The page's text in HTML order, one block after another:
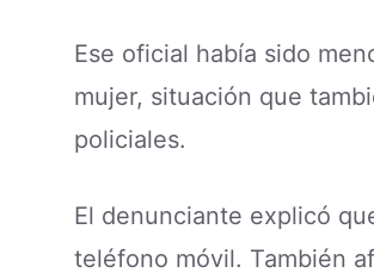
Ese oficial había sido
mujer, situación que
policiales.
El denunciante explicó
teléfono móvil. También